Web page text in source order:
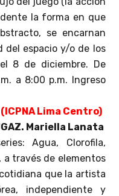
la forma en que
se encarnan
del espacio y/o de los
8 de diciembre. De
a 8:00 p.m. Ingreso
(ICPNA Lima Centro)
Mariella Lanata
Agua, Clorofila,
a través de elementos
que la artista
independiente y